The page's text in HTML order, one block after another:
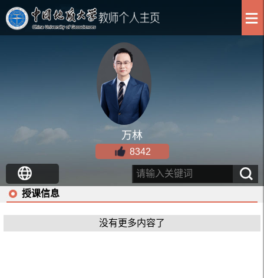
万林
8342
授课信息
没有更多内容了